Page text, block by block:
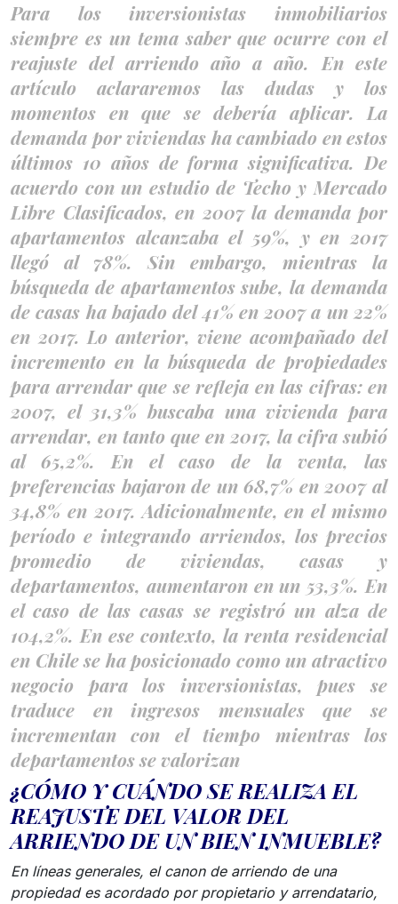
Para los inversionistas inmobiliarios
siempre es un tema saber que ocurre con el
reajuste del arriendo año a año. En este
artículo aclararemos las dudas y los
momentos en que se debería aplicar. La
demanda por viviendas ha cambiado en estos
últimos 10 años de forma significativa. De
acuerdo con un estudio de Techo y Mercado
Libre Clasificados, en 2007 la demanda por
apartamentos alcanzaba el 59%, y en 2017
llegó al 78%. Sin embargo, mientras la
búsqueda de apartamentos sube, la demanda
de casas ha bajado del 41% en 2007 a un 22%
en 2017. Lo anterior, viene acompañado del
incremento en la búsqueda de propiedades
para arrendar que se refleja en las cifras: en
2007, el 31,3% buscaba una vivienda para
arrendar, en tanto que en 2017, la cifra subió
al 65,2%. En el caso de la venta, las
preferencias bajaron de un 68,7% en 2007 al
34,8% en 2017. Adicionalmente, en el mismo
período e integrando arriendos, los precios
promedio de viviendas, casas y
departamentos, aumentaron en un 53,3%. En
el caso de las casas se registró un alza de
104,2%. En ese contexto, la renta residencial
en Chile se ha posicionado como un atractivo
negocio para los inversionistas, pues se
traduce en ingresos mensuales que se
incrementan con el tiempo mientras los
departamentos se valorizan
¿CÓMO Y CUÁNDO SE REALIZA EL
REAJUSTE DEL VALOR DEL
ARRIENDO DE UN BIEN INMUEBLE?
En líneas generales, el canon de arriendo de una
propiedad es acordado por propietario y arrendatario,